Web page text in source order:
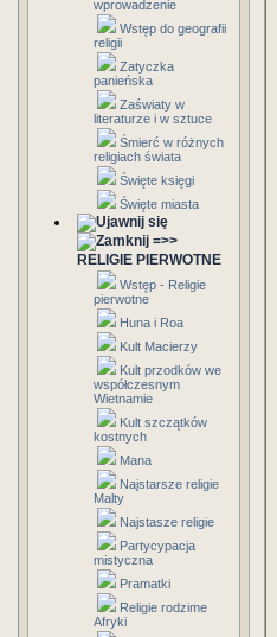
wprowadzenie
Wstęp do geografii
religii
Zatyczka
panieńska
Zaświaty w
literaturze i w sztuce
Śmierć w różnych
religiach świata
Święte księgi
Święte miasta
=>>
RELIGIE PIERWOTNE
Wstęp - Religie
pierwotne
Huna i Roa
Kult Macierzy
Kult przodków we
współczesnym
Wietnamie
Kult szczątków
kostnych
Mana
Najstarsze religie
Malty
Najstasze religie
Partycypacja
mistyczna
Pramatki
Religie rodzime
Afryki